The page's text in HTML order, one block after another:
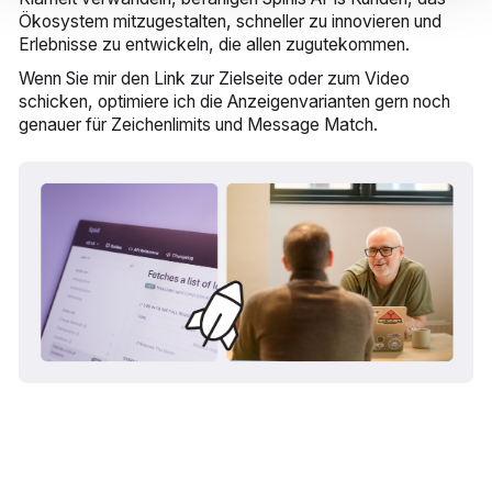
Ökosystem mitzugestalten, schneller zu innovieren und
Erlebnisse zu entwickeln, die allen zugutekommen.
Wenn Sie mir den Link zur Zielseite oder zum Video
schicken, optimiere ich die Anzeigenvarianten gern noch
genauer für Zeichenlimits und Message Match.